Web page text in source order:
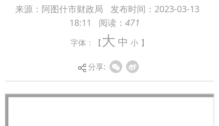
来源：阿图什市财政局 发布时间： 2023-03-13
18:11
阅读： 471
字体：【大 中 小 】
分享: